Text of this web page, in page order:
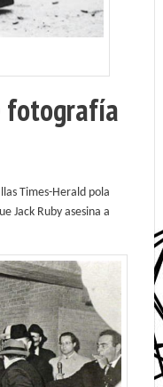
fotografía
Times-Herald pola
Jack Ruby asesina a